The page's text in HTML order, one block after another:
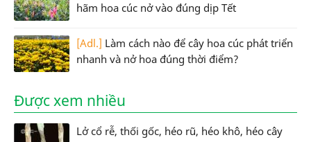
hãm hoa cúc nở vào đúng dịp Tết
[Adl.] Làm cách nào để cây hoa cúc phát triển
nhanh và nở hoa đúng thời điểm?
Được xem nhiều
Lở cổ rễ, thối gốc, héo rũ, héo khô, héo cây